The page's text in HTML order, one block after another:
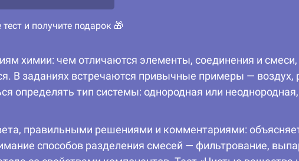
и получите подарок 🎁
химии: чем отличаются элементы, соединения и смеси,
В заданиях встречаются привычные примеры — воздух,
определять тип системы: однородная или
правильными решениями и комментариями:
способов разделения смесей — фильтрование,